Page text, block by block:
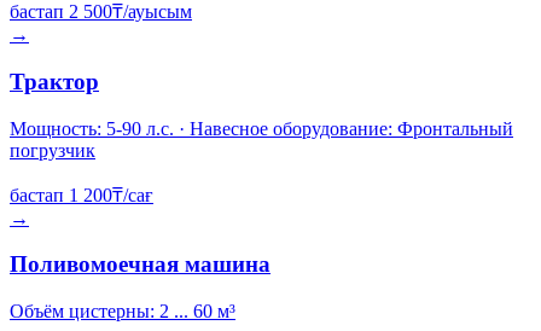
бастап 2 500₸/ауысым
→
Трактор
Мощность: 5-90 л.с. · Навесное оборудование: Фронтальный
погрузчик
бастап 1 200₸/сағ
→
Поливомоечная машина
Объём цистерны: 2 ... 60 м³